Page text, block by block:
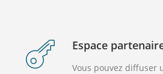
Espace
Vous pouvez diffuser